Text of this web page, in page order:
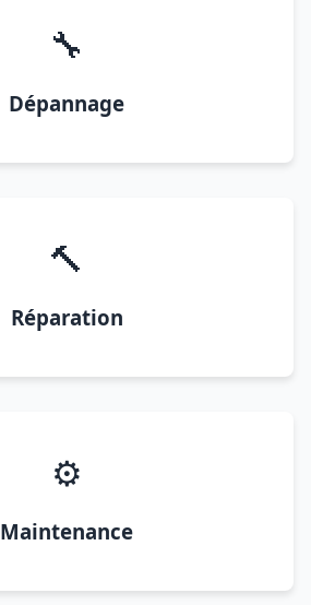
🔧
Dépannage
🔨
Réparation
⚙️
Maintenance